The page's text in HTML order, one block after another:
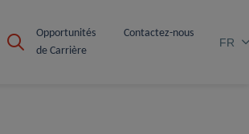
Opportunités
de Carrière
Contactez-nous
FR